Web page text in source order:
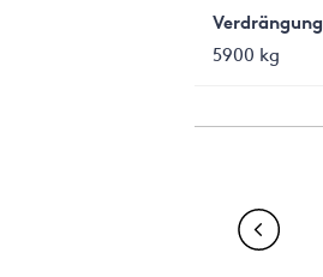
Verdrängung
5900 kg